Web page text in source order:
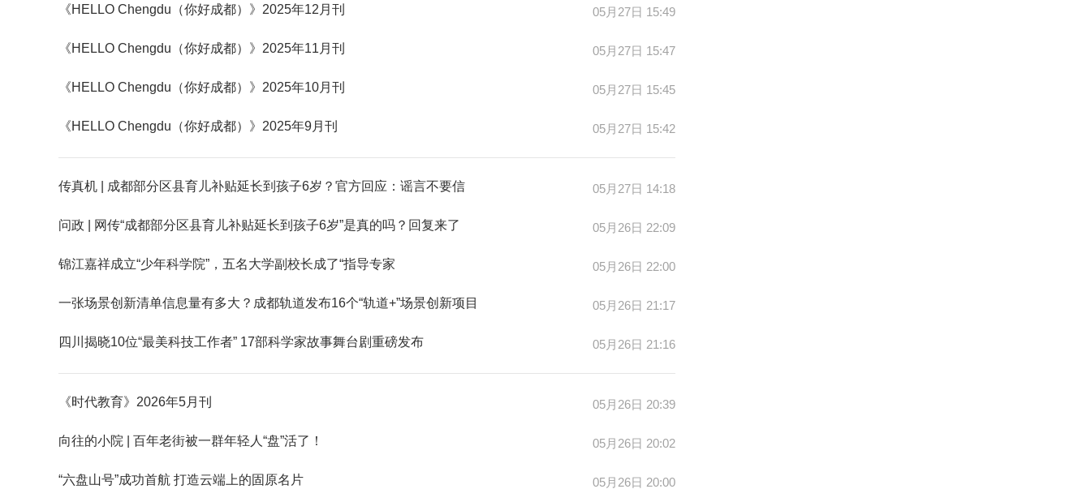
《HELLO Chengdu（你好成都）》2025年12月刊 05月27日 15:49
《HELLO Chengdu（你好成都）》2025年11月刊 05月27日 15:47
《HELLO Chengdu（你好成都）》2025年10月刊 05月27日 15:45
《HELLO Chengdu（你好成都）》2025年9月刊 05月27日 15:42
传真机 | 成都部分区县育儿补贴延长到孩子6岁？官方回应：谣言不要信 05月27日 14:18
问政 | 网传“成都部分区县育儿补贴延长到孩子6岁”是真的吗？回复来了 05月26日 22:09
锦江嘉祥成立“少年科学院”，五名大学副校长成了“指导专家 05月26日 22:00
一张场景创新清单信息量有多大？成都轨道发布16个“轨道+”场景创新项目 05月26日 21:17
四川揭晓10位“最美科技工作者” 17部科学家故事舞台剧重磅发布 05月26日 21:16
《时代教育》2026年5月刊 05月26日 20:39
向往的小院 | 百年老街被一群年轻人“盘”活了！ 05月26日 20:02
“六盘山号”成功首航 打造云端上的固原名片 05月26日 20:00